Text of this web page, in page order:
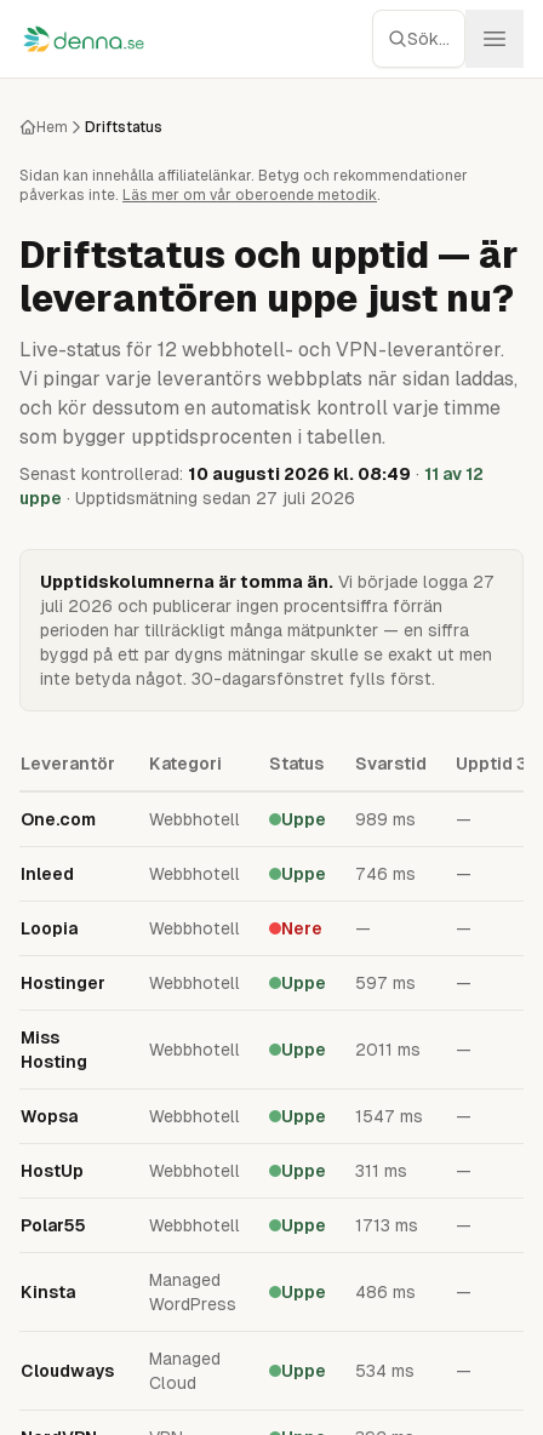
Hoppa till innehåll Sök...
Webbhotell
Managed WP
Servrar
Nätverk
Molnlagring
Recensioner
Verktyg
Hem Driftstatus
Sidan kan innehålla affiliatelänkar. Betyg och rekommendationer
påverkas inte. Läs mer om vår oberoende metodik.
Driftstatus och upptid — är
leverantören uppe just nu?
Live-status för 12 webbhotell- och VPN-leverantörer.
Vi pingar varje leverantörs webbplats när sidan laddas,
och kör dessutom en automatisk kontroll varje timme
som bygger upptidsprocenten i tabellen.
Senast kontrollerad: 10 augusti 2026 kl. 08:49 · 11 av12
uppe · Upptidsmätning sedan 27 juli 2026
Upptidskolumnerna är tomma än. Vi började logga 27
juli 2026 och publicerar ingen procentsiffra förrän
perioden har tillräckligt många mätpunkter — en siffra
byggd på ett par dygns mätningar skulle se exakt ut men
inte betyda något. 30-dagarsfönstret fylls först.
Leverantör Kategori Status Svarstid Upptid 30
One.com Webbhotell Uppe 989 ms —
Inleed Webbhotell Uppe 746 ms —
Loopia Webbhotell Nere — —
Hostinger Webbhotell Uppe 597 ms —
Miss
Hosting
Webbhotell Uppe 2011 ms —
Wopsa Webbhotell Uppe 1547 ms —
HostUp Webbhotell Uppe 311 ms —
Polar55 Webbhotell Uppe 1713 ms —
Kinsta
Managed
WordPress
Uppe 486 ms —
Cloudways
Managed
Cloud
Uppe 534 ms —